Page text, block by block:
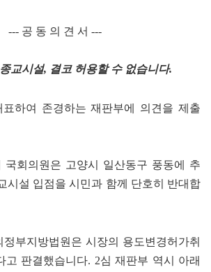
--- 공 동 의 견 서 ---
교시설, 결코 허용할 수 없습니다.
표하여 존경하는 재판부에 의견을 제출
국회의원은 고양시 일산동구 풍동에 추
시설 입점을 시민과 함께 단호히 반대합
정부지방법원은 시장의 용도변경허가취
고 판결했습니다. 2심 재판부 역시 아래